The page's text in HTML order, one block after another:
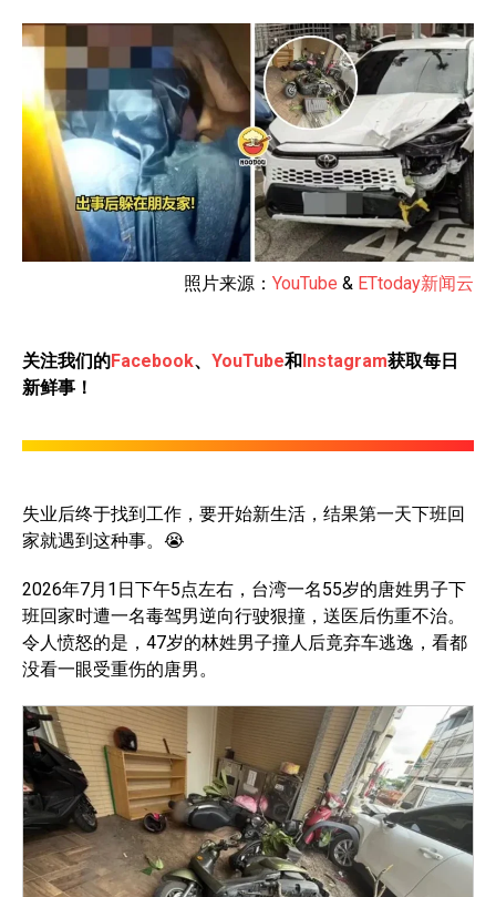
照片来源： YouTube & ETtoday新闻云
关注我们的Facebook、 YouTube和Instagram获取每日
新鲜事！
失业后终于找到工作，要开始新生活，结果第一天下班回
家就遇到这种事。😭
2026年7月1日下午5点左右，台湾一名55岁的唐姓男子下
班回家时遭一名毒驾男逆向行驶狠撞，送医后伤重不治。
令人愤怒的是，47岁的林姓男子撞人后竟弃车逃逸，看都
没看一眼受重伤的唐男。